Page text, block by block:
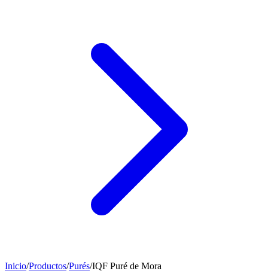
Inicio/Productos/Purés/IQF Puré de Mora